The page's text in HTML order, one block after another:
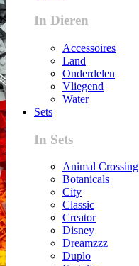
In Dieren
Accessoires
Land
Onderdelen
Vliegend
Water
Sets
In Sets
Animal Crossing
Botanicals
City
Classic
Creator
Disney
Dreamzzz
Duplo